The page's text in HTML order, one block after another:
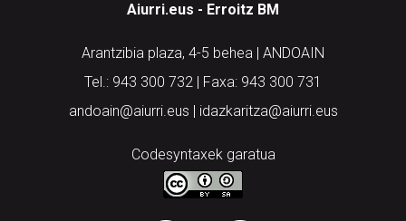
Aiurri.eus - Erroitz BM
Arantzibia plaza, 4-5 behea | ANDOAIN
Tel.: 943 300 732 | Faxa: 943 300 731
andoain@aiurri.eus | idazkaritza@aiurri.eus
Codesyntaxek garatua